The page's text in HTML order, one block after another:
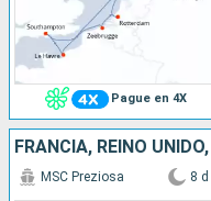
Pague en 4X
MSC Preziosa 8 d